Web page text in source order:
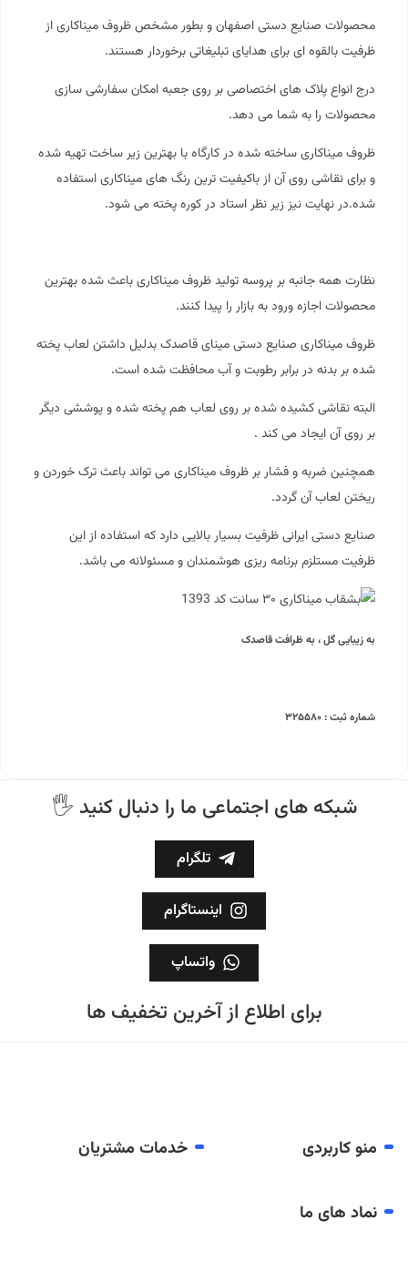
محصولات صنایع دستی اصفهان و بطور مشخص ظروف میناکاری از
ظرفیت بالقوه ای برای هدایای تبلیغاتی برخوردار هستند.
درج انواع پلاک های اختصاصی بر روی جعبه امکان سفارشی سازی
محصولات را به شما می دهد.
ظروف میناکاری ساخته شده در کارگاه با بهترین زیر ساخت تهیه شده
و برای نقاشی روی آن از باکیفیت ترین رنگ های میناکاری استفاده
شده.در نهایت نیز زیر نظر استاد در کوره پخته می شود.
نظارت همه جانبه بر پروسه تولید ظروف میناکاری باعث شده بهترین
محصولات اجازه ورود به بازار را پیدا کنند.
ظروف میناکاری صنایع دستی مینای قاصدک بدلیل داشتن لعاب پخته
شده بر بدنه در برابر رطوبت و آب محافظت شده است.
البته نقاشی کشیده شده بر روی لعاب هم پخته شده و پوششی دیگر
بر روی آن ایجاد می کند .
همچنین ضربه و فشار بر ظروف میناکاری می تواند باعث ترک خوردن و
ریختن لعاب آن گردد.
صنایع دستی ایرانی ظرفیت بسیار بالایی دارد که استفاده از این
ظرفیت مستلزم برنامه ریزی هوشمندان و مسئولانه می باشد.
به زیبایی گل ، به ظرافت قاصدک
شماره ثبت : ۳۲۵۵۸۰
🖐 شبکه های اجتماعی ما را دنبال کنید
تلگرام
اینستاگرام
واتساپ
برای اطلاع از آخرین تخفیف ها
منو کاربردی خدمات مشتریان
نماد های ما